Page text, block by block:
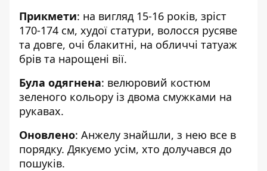
Прикмети: на вигляд 15-16 років, зріст
170-174 см, худої статури, волосся русяве
та довге, очі блакитні, на обличчі татуаж
брів та нарощені вії.
Була одягнена: велюровий костюм
зеленого кольору із двома смужками на
рукавах.
Оновлено: Анжелу знайшли, з нею все в
порядку. Дякуємо усім, хто долучався до
пошуків.